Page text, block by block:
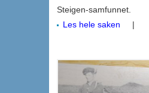
Steigen-samfunnet.
Les hele saken |